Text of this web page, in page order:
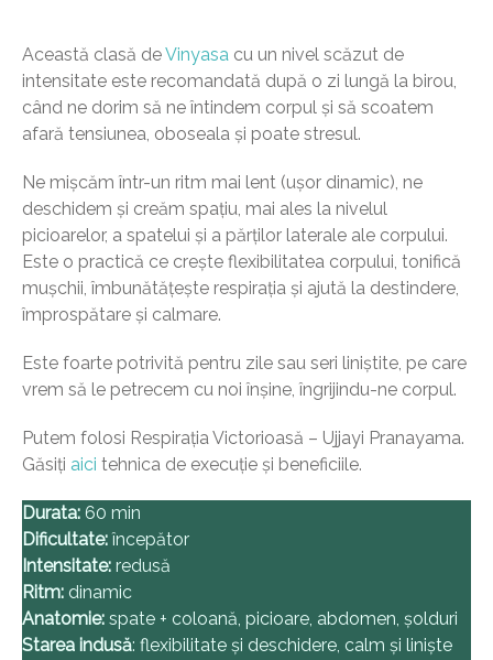
Această clasă deVinyasa cu un nivel scăzut de
intensitate este recomandată după o zi lungă la birou,
când ne dorim să ne întindem corpul și să scoatem
afară tensiunea, oboseala și poate stresul.
Ne mișcăm într-un ritm mai lent (ușor dinamic), ne
deschidem și creăm spațiu, mai ales la nivelul
picioarelor, a spatelui și a părților laterale ale corpului.
Este o practică ce crește flexibilitatea corpului, tonifică
mușchii, îmbunătățește respirația și ajută la destindere,
împrospătare și calmare.
Este foarte potrivită pentru zile sau seri liniștite, pe care
vrem să le petrecem cu noi înșine, îngrijindu-ne corpul.
Putem folosi Respirația Victorioasă – Ujjayi Pranayama.
Găsiți aici tehnica de execuție și beneficiile.
Durata: 60 min
Dificultate:începător
Intensitate: redusă
Ritm: dinamic
Anatomie: spate + coloană, picioare, abdomen, șolduri
Starea indusă: flexibilitate și deschidere, calm și liniște